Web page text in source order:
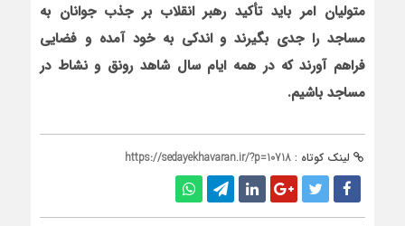
متولیان امر باید تأکید رهبر انقلاب بر جذب جوانان به
مساجد را جدی بگیرند و اندکی به خود آمده و فضایی
فراهم آورند که در همه ایام سال شاهد رونق و نشاط در
مساجد باشیم.
لینک کوتاه : https://sedayekhavaran.ir/?p=10718